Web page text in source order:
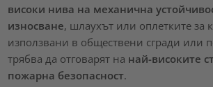
високи нива на механична
износване, шлаухът или оплетките за
използвани в обществени сгради или
трябва да отговарят на най-високите
пожарна безопасност.